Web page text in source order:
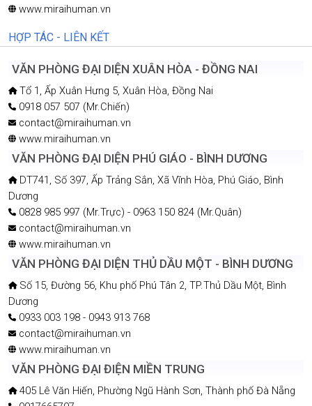
www.miraihuman.vn
HỢP TÁC - LIÊN KẾT
VĂN PHÒNG ĐẠI DIỆN XUÂN HÒA - ĐỒNG NAI
Tổ 1, Ấp Xuân Hưng 5, Xuân Hòa, Đồng Nai
0918 057 507 (Mr.Chiến)
contact@miraihuman.vn
www.miraihuman.vn
VĂN PHÒNG ĐẠI DIỆN PHÚ GIÁO - BÌNH DƯƠNG
DT741, Số 397, Ấp Trảng Sắn, Xã Vĩnh Hòa, Phú Giáo, Bình
Dương
0828 985 997 (Mr.Trực) - 0963 150 824 (Mr.Quân)
contact@miraihuman.vn
www.miraihuman.vn
VĂN PHÒNG ĐẠI DIỆN THỦ DẦU MỘT - BÌNH DƯƠNG
Số 15, Đường 56, Khu phố Phú Tân 2, TP.Thủ Dầu Một, Bình
Dương
0933 003 198 - 0943 913 768
contact@miraihuman.vn
www.miraihuman.vn
VĂN PHÒNG ĐẠI ĐIỆN MIỀN TRUNG
405 Lê Văn Hiến, Phường Ngũ Hành Sơn, Thành phố Đà Nẵng